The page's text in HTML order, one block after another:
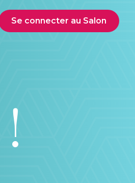
Se connecter au Salon